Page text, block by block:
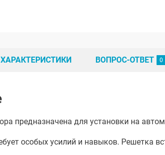
ХАРАКТЕРИСТИКИ ВОПРОС-ОТВЕТ
предназначена для установки на
особых усилий и навыков. Решетка